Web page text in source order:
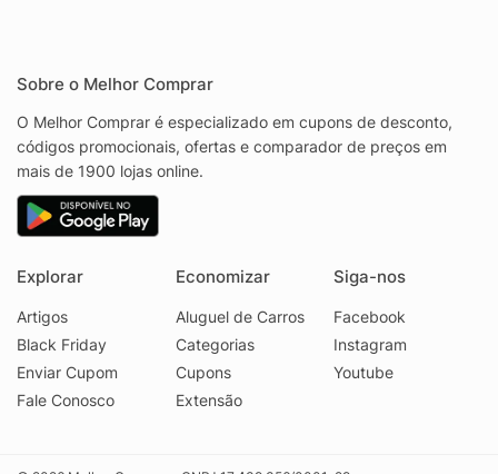
Sobre o Melhor Comprar
O Melhor Comprar é especializado em cupons de desconto,
códigos promocionais, ofertas e comparador de preços em
mais de 1900 lojas online.
Explorar
Artigos
Black Friday
Enviar Cupom
Fale Conosco
Economizar
Aluguel de Carros
Categorias
Cupons
Extensão
Siga-nos
Facebook
Instagram
Youtube